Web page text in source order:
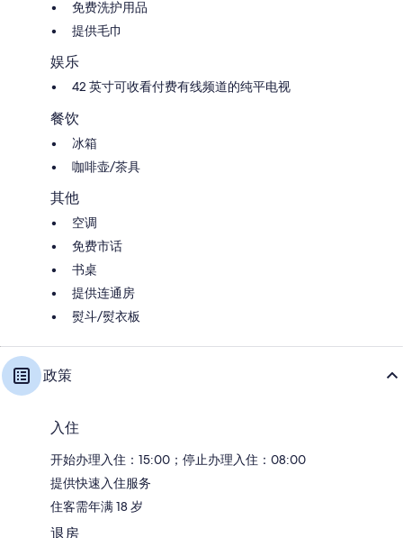
免费洗护用品
提供毛巾
娱乐
42 英寸可收看付费有线频道的纯平电视
餐饮
冰箱
咖啡壶/茶具
其他
空调
免费市话
书桌
提供连通房
熨斗/熨衣板
政策
入住
开始办理入住：15:00；停止办理入住：08:00
提供快速入住服务
住客需年满 18 岁
退房